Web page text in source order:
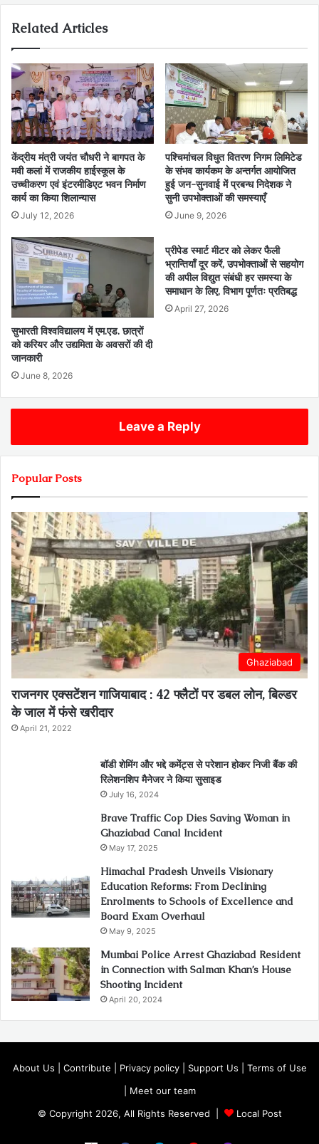
Related Articles
केंद्रीय मंत्री जयंत चौधरी ने बागपत के
मवी कलां में राजकीय हाईस्कूल के
उच्चीकरण एवं इंटरमीडिएट भवन निर्माण
कार्य का किया शिलान्यास
July 12, 2026
पश्चिमांचल विधुत वितरण निगम लिमिटेड
के संभव कार्यकम के अन्तर्गत आयोजित
हुई जन-सुनवाई में प्रबन्ध निदेशक ने
सुनी उपभोक्ताओं की समस्याएँ
June 9, 2026
सुभारती विश्वविद्यालय में एम.एड. छात्रों
को करियर और उद्यमिता के अवसरों की दी
जानकारी
June 8, 2026
प्रीपेड स्मार्ट मीटर को लेकर फैली
भ्रान्तियाँ दूर करें, उपभोक्ताओं से सहयोग
की अपील विद्युत संबंधी हर समस्या के
समाधान के लिए, विभाग पूर्णतः प्रतिबद्ध
April 27, 2026
Leave a Reply
Popular Posts
Ghaziabad
राजनगर एक्सटेंशन गाजियाबाद : 42 फ्लैटों पर डबल लोन, बिल्डर
के जाल में फंसे खरीदार
April 21, 2022
बॉडी शेमिंग और भद्दे कमेंट्स से परेशान होकर निजी बैंक की
रिलेशनशिप मैनेजर ने किया सुसाइड
July 16, 2024
Brave Traffic Cop Dies Saving Woman in
Ghaziabad Canal Incident
May 17, 2025
Himachal Pradesh Unveils Visionary
Education Reforms: From Declining
Enrolments to Schools of Excellence and
Board Exam Overhaul
May 9, 2025
Mumbai Police Arrest Ghaziabad Resident
in Connection with Salman Khan’s House
Shooting Incident
April 20, 2024
About Us Contribute Privacy policy| Support Us
Terms of Use
Meet our team
© Copyright 2026, All Rights Reserved |
Local Post